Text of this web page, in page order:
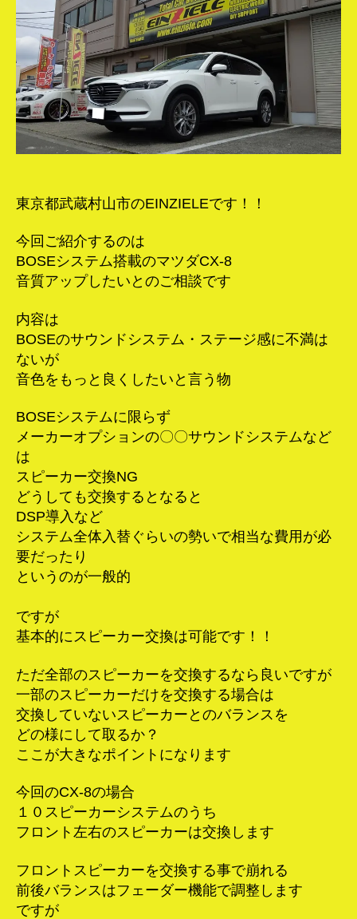
カ
ー
交
換
へ
の
東京都武蔵村山市のEINZIELEです！！
今回ご紹介するのは
BOSEシステム搭載のマツダCX-8
音質アップしたいとのご相談です
内容は
BOSEのサウンドシステム・ステージ感に不満は
ないが
音色をもっと良くしたいと言う物
BOSEシステムに限らず
メーカーオプションの〇〇サウンドシステムなど
は
スピーカー交換NG
どうしても交換するとなると
DSP導入など
システム全体入替ぐらいの勢いで相当な費用が必
要だったり
というのが一般的
ですが
基本的にスピーカー交換は可能です！！
ただ全部のスピーカーを交換するなら良いですが
一部のスピーカーだけを交換する場合は
交換していないスピーカーとのバランスを
どの様にして取るか？
ここが大きなポイントになります
今回のCX-8の場合
１０スピーカーシステムのうち
フロント左右のスピーカーは交換します
フロントスピーカーを交換する事で崩れる
前後バランスはフェーダー機能で調整します
ですが